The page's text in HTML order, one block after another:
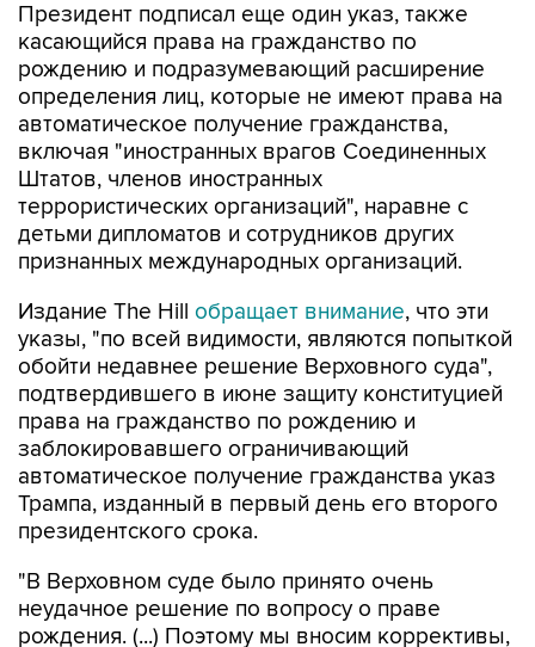
Президент подписал еще один указ, также
касающийся права на гражданство по
рождению и подразумевающий расширение
определения лиц, которые не имеют права на
автоматическое получение гражданства,
включая "иностранных врагов Соединенных
Штатов, членов иностранных
террористических организаций", наравне с
детьми дипломатов и сотрудников других
признанных международных организаций.
Издание The Hill обращает внимание, что эти
указы, "по всей видимости, являются попыткой
обойти недавнее решение Верховного суда",
подтвердившего в июне защиту конституцией
права на гражданство по рождению и
заблокировавшего ограничивающий
автоматическое получение гражданства указ
Трампа, изданный в первый день его второго
президентского срока.
"В Верховном суде было принято очень
неудачное решение по вопросу о праве
рождения. (...) Поэтому мы вносим коррективы,